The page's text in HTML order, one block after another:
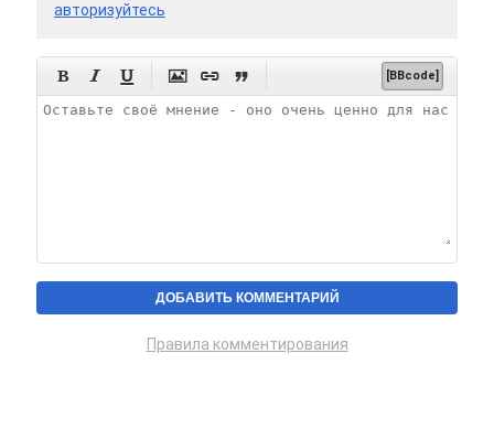
авторизуйтесь
      [BBcode]
Правила комментирования